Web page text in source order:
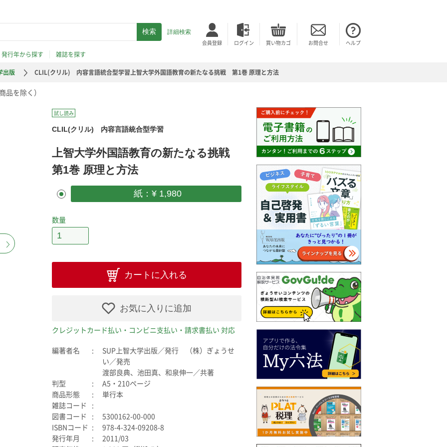
詳細検索
会員登録 ログイン 買い物カゴ お問合せ ヘルプ
発行年から探す
雑誌を探す
出版
CLIL(クリル) 内容言語統合型学習上智大学外国語教育の新たなる挑戦 第1巻 原理と方法
品を除く）
試し読み
CLIL(クリル) 内容言語統合型学習
上智大学外国語教育の新たなる挑戦
第1巻 原理と方法
紙：¥ 1,980
数量
カートに入れる
お気に入りに追加
クレジットカード払い・コンビニ支払い・請求書払い 対応
編著者名
SUP上智大学出版／発行 （株）ぎょうせ
い／発売
渡部良典、池田真、和泉伸一／共著
判型
A5・210ページ
商品形態
単行本
雑誌コード
図書コード
5300162-00-000
ISBNコード
978-4-324-09208-8
発行年月
2011/03